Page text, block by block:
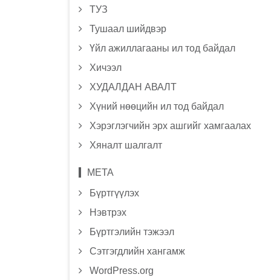
ТУЗ
Тушаал шийдвэр
Үйл ажиллагааны ил тод байдал
Хичээл
ХУДАЛДАН АВАЛТ
Хүний нөөцийн ил тод байдал
Хэрэглэгчийн эрх ашгийг хамгаалах
Хяналт шалгалт
МЕТА
Бүртгүүлэх
Нэвтрэх
Бүртгэлийн тэжээл
Сэтгэгдлийн хангамж
WordPress.org